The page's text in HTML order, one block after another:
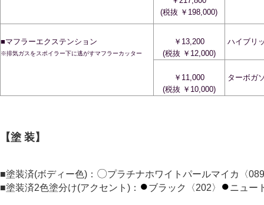
(税抜 ￥198,000)
■マフラーエクステンション
※排気ガスをスポイラー下に逃がすマフラーカッター
￥13,200
(税抜 ￥12,000)
ハイブリ
￥11,000
(税抜 ￥10,000)
ターボガ
【塗 装】
■塗装済(ボディー色)： 〇プラチナホワイトパールマイカ〈
■塗装済2色塗分け(アクセント)： ●ブラック〈202〉 ●ニュー